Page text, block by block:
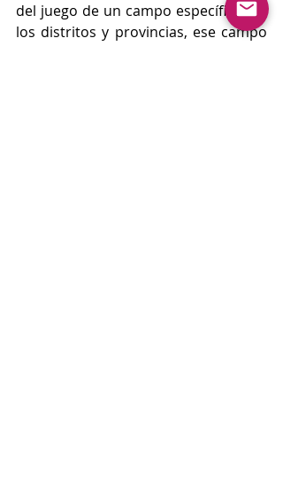
del juego de un campo específico. En
los distritos y provincias, ese campo